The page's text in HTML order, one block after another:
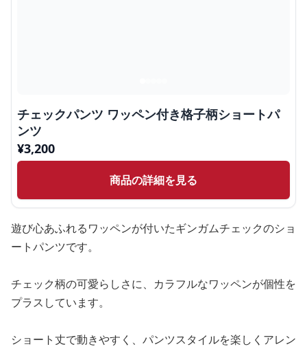
チェックパンツ ワッペン付き格子柄ショートパ
ンツ
¥3,200
商品の詳細を見る
遊び心あふれるワッペンが付いたギンガムチェックのショ
ートパンツです。
チェック柄の可愛らしさに、カラフルなワッペンが個性を
プラスしています。
ショート丈で動きやすく、パンツスタイルを楽しくアレン